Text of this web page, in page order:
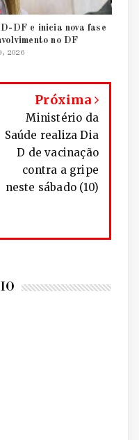
DF e inicia nova fase
no DF
2026
Próxima
Ministério da
Saúde realiza Dia
D de vacinação
contra a gripe
neste sábado (10)